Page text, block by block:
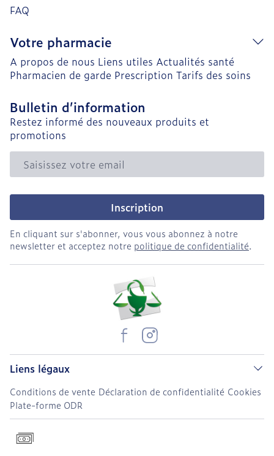
FAQ
Votre pharmacie
A propos de nous Liens utiles Actualités santé
Pharmacien de garde Prescription Tarifs des soins
Bulletin d’information
Restez informé des nouveaux produits et
promotions
Adresse mail
Inscription
En cliquant sur s'abonner, vous vous abonnez à notre
newsletter et acceptez notre politique de confidentialité.
Liens légaux
Conditions de vente Déclaration de confidentialité Cookies
Plate-forme ODR